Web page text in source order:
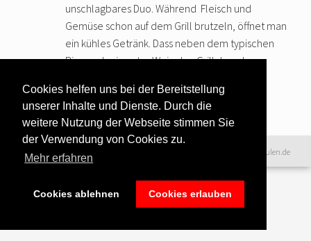
Cookies helfen uns bei der Bereitstellung
unserer Inhalte und Dienste. Durch die
weitere Nutzung der Webseite stimmen Sie
der Verwendung von Cookies zu.
Mehr erfahren
Cookies ablehnen Cookies erlauben
unschlagbares Duo. Während Fleisch und
Gemüse schon auf dem Grill brutzeln, öffnet man
ein kühles Getränk. Dass neben dem typischen
Bier auch ein guter Wein den Grillabend
Datenschutzerklärung
Teilnahmebedingungen
Bildnachweise
©2016 www.excellence-kochschulen.de